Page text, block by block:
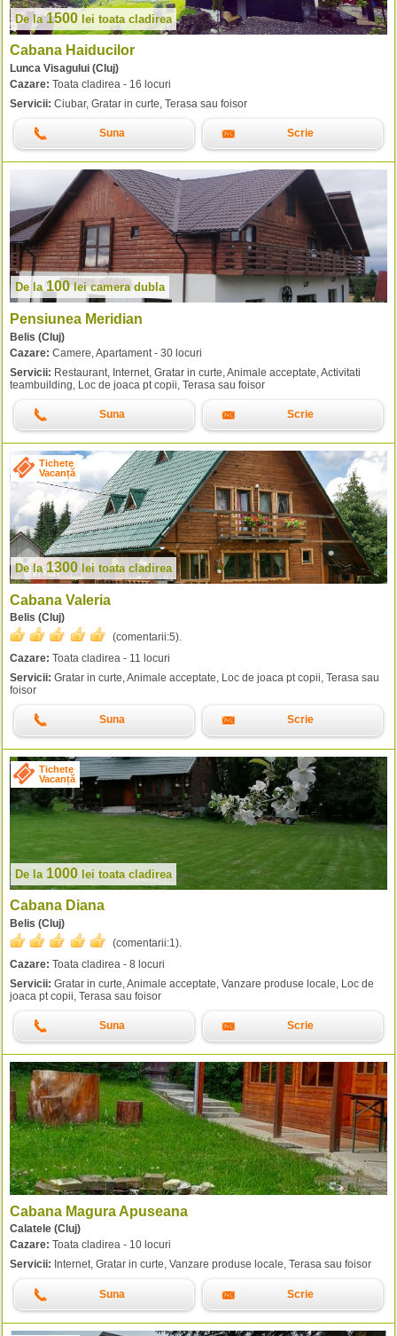
De la1500 lei toata cladirea
Cabana Haiducilor
Lunca Visagului (Cluj)
Cazare: Toata cladirea - 16 locuri
Servicii: Ciubar, Gratar in curte, Terasa sau foisor
Suna Scrie
De la100leicamera dubla
Pensiunea Meridian
Belis (Cluj)
Cazare: Camere, Apartament - 30 locuri
Servicii: Restaurant, Internet, Gratar in curte, Animale acceptate, Activitati
teambuilding, Loc de joaca pt copii, Terasa sau foisor
Suna Scrie
Tichete
Vacanță
De la1300 lei toata cladirea
Cabana Valeria
Belis (Cluj)
(comentarii:5).
Cazare: Toata cladirea - 11 locuri
Servicii: Gratar in curte, Animale acceptate, Loc de joaca pt copii, Terasa sau
foisor
Suna Scrie
Tichete
Vacanță
De la 1000 lei toata cladirea
Cabana Diana
Belis (Cluj)
(comentarii:1 ).
Cazare: Toata cladirea - 8 locuri
Servicii: Gratar in curte, Animale acceptate, Vanzare produse locale, Loc de
joaca pt copii, Terasa sau foisor
Suna Scrie
Cabana Magura Apuseana
Calatele (Cluj)
Cazare: Toata cladirea - 10 locuri
Servicii: Internet, Gratar in curte, Vanzare produse locale, Terasa sau foisor
Suna Scrie